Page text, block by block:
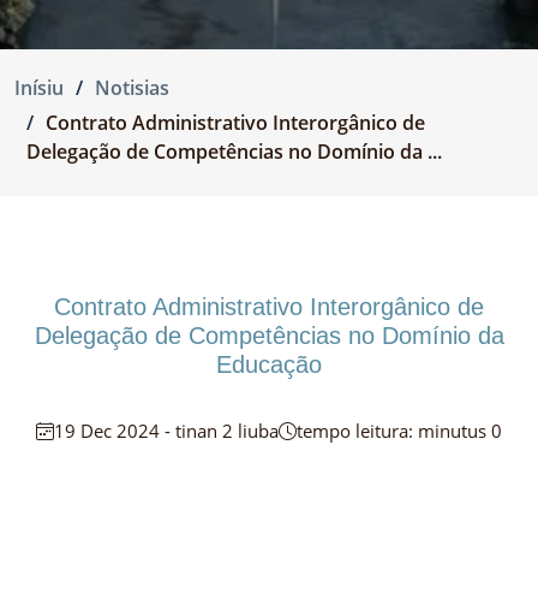
Inísiu
Notisias
Contrato Administrativo Interorgânico de
Delegação de Competências no Domínio da ...
Contrato Administrativo Interorgânico de
Delegação de Competências no Domínio da
Educação
19 Dec 2024 - tinan 2 liuba tempo leitura: minutus 0